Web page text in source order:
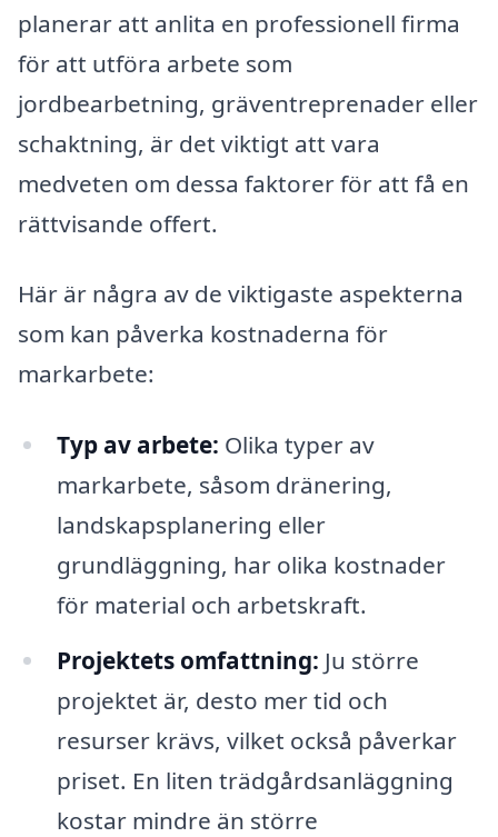
planerar att anlita en professionell firma
för att utföra arbete som
jordbearbetning, gräventreprenader eller
schaktning, är det viktigt att vara
medveten om dessa faktorer för att få en
rättvisande offert.
Här är några av de viktigaste aspekterna
som kan påverka kostnaderna för
markarbete:
Typ av arbete: Olika typer av
markarbete, såsom dränering,
landskapsplanering eller
grundläggning, har olika kostnader
för material och arbetskraft.
Projektets omfattning: Ju större
projektet är, desto mer tid och
resurser krävs, vilket också påverkar
priset. En liten trädgårdsanläggning
kostar mindre än större